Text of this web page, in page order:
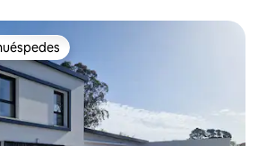
preferido